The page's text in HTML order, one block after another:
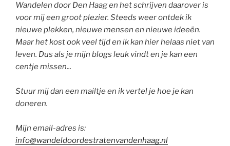
Wandelen door Den Haag en het schrijven daarover is
voor mij een groot plezier. Steeds weer ontdek ik
nieuwe plekken, nieuwe mensen en nieuwe ideeën.
Maar het kost ook veel tijd en ik kan hier helaas niet van
leven. Dus als je mijn blogs leuk vindt en je kan een
centje missen...
Stuur mij dan een mailtje en ik vertel je hoe je kan
doneren.
Mijn email-adres is:
info@wandeldoordestratenvandenhaag.nl